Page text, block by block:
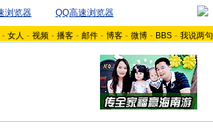
浏览器 QQ高速浏览器
- 女人 - 视频 - 播客 - 邮件 - 博客 - 微博 - BBS - 我说两句